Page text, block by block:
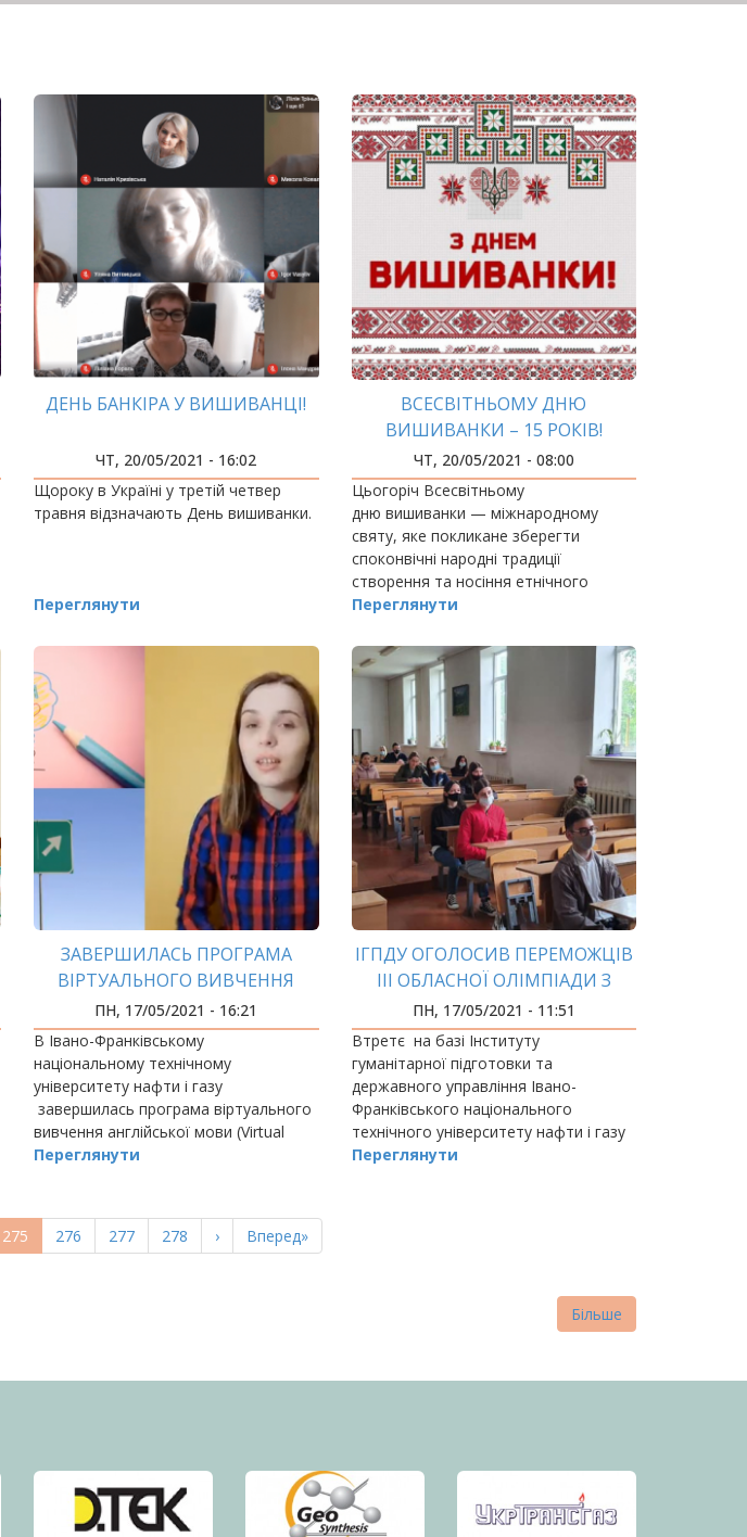
ДЕНЬ БАНКІРА У ВИШИВАНЦІ!
ЧТ, 20/05/2021 - 16:02
Щороку в Україні у третій четвер
травня відзначають День вишиванки.
Переглянути
ВСЕСВІТНЬОМУ ДНЮ
ВИШИВАНКИ – 15 РОКІВ!
ЧТ, 20/05/2021 - 08:00
Цьогоріч Всесвітньому
дню вишиванки — міжнародному
святу, яке покликане зберегти
споконвічні народні традиції
створення та носіння етнічного
вишитого українського одягу,
Переглянути
ЗАВЕРШИЛАСЬ ПРОГРАМА
ВІРТУАЛЬНОГО ВИВЧЕННЯ
АНГЛІЙСЬКОЇ МОВИ
ПН, 17/05/2021 - 16:21
В Івано-Франківському
національному технічному
університету нафти і газу
завершилась програма віртуального
вивчення англійської мови (Virtual
English Clubs), що проходила в рамках
Переглянути
ІГПДУ ОГОЛОСИВ ПЕРЕМОЖЦІВ
ІІІ ОБЛАСНОЇ ОЛІМПІАДИ З
ПУБЛІЧНОГО УПРАВЛІННЯ
ПН, 17/05/2021 - 11:51
Втретє на базі Інституту
гуманітарної підготовки та
державного управління Івано-
Франківського національного
технічного університету нафти і газу
за організації
Переглянути
Поточна
сторінка
275 Page
276 Page
277 Page
278
Наступна
сторінка
›
Остання
сторінка
Вперед»
Більше